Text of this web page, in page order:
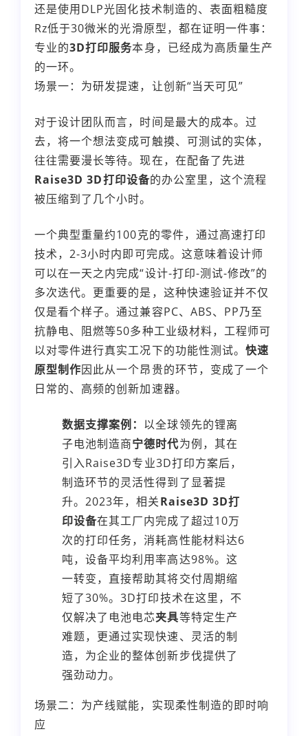
还是使用DLP光固化技术制造的、表面粗糙度
Rz低于30微米的光滑原型，都在证明一件事：
专业的3D打印服务本身，已经成为高质量生产
的一环。
场景一：为研发提速，让创新“当天可见”
对于设计团队而言，时间是最大的成本。过
去，将一个想法变成可触摸、可测试的实体，
往往需要漫长等待。现在，在配备了先进
Raise3D 3D打印设备的办公室里，这个流程
被压缩到了几个小时。
一个典型重量约100克的零件，通过高速打印
技术，2-3小时内即可完成。这意味着设计师
可以在一天之内完成“设计-打印-测试-修改”的
多次迭代。更重要的是，这种快速验证并不仅
仅是看个样子。通过兼容PC、ABS、PP乃至
抗静电、阻燃等50多种工业级材料，工程师可
以对零件进行真实工况下的功能性测试。 快速
原型制作因此从一个昂贵的环节，变成了一个
日常的、高频的创新加速器。
数据支撑案例： 以全球领先的锂离
子电池制造商宁德时代为例，其在
引入Raise3D专业3D打印方案后，
制造环节的灵活性得到了显著提
升。2023年，相关Raise3D 3D打
印设备在其工厂内完成了超过10万
次的打印任务，消耗高性能材料达6
吨，设备平均利用率高达98%。这
一转变，直接帮助其将交付周期缩
短了30%。3D打印技术在这里，不
仅解决了电池电芯夹具等特定生产
难题，更通过实现快速、灵活的制
造，为企业的整体创新步伐提供了
强劲动力。
场景二：为产线赋能，实现柔性制造的即时响
应